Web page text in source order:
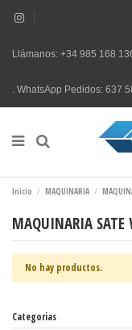
Llámanos: +34 985 168
. WhatsApp Pedidos: 637
Inicio MAQUINARIA
MAQUINARIA SATE
No hay productos.
Categorias